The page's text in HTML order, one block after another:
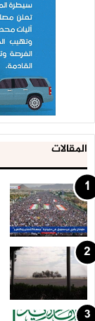
المقالات